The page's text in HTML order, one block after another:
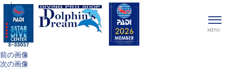
前の画像
次の画像
1